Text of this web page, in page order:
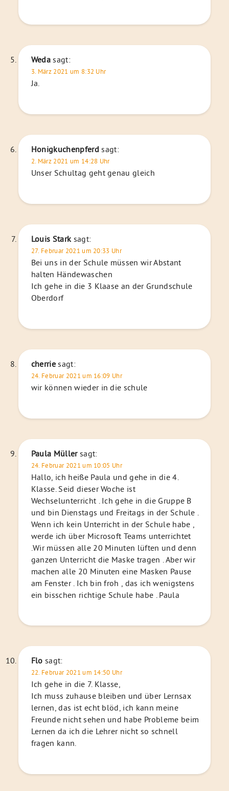
Weda sagt:
3. März 2021 um 8:32 Uhr
Ja.
Honigkuchenpferd sagt:
2. März 2021 um 14:28 Uhr
Unser Schultag geht genau gleich
Louis Stark sagt:
27. Februar 2021 um 20:33 Uhr
Bei uns in der Schule müssen wir Abstant
halten Händewaschen
Ich gehe in die 3 Klaase an der Grundschule
Oberdorf
cherrie sagt:
24. Februar 2021 um 16:09 Uhr
wir können wieder in die schule
Paula Müller sagt:
24. Februar 2021 um 10:05 Uhr
Hallo, ich heiße Paula und gehe in die 4.
Klasse. Seid dieser Woche ist
Wechselunterricht . Ich gehe in die Gruppe B
und bin Dienstags und Freitags in der Schule .
Wenn ich kein Unterricht in der Schule habe ,
werde ich über Microsoft Teams unterrichtet
.Wir müssen alle 20 Minuten lüften und denn
ganzen Unterricht die Maske tragen . Aber wir
machen alle 20 Minuten eine Masken Pause
am Fenster . Ich bin froh , das ich wenigstens
ein bisschen richtige Schule habe . Paula
Flo sagt:
22. Februar 2021 um 14:50 Uhr
Ich gehe in die 7. Klasse,
Ich muss zuhause bleiben und über Lernsax
lernen, das ist echt blöd, ich kann meine
Freunde nicht sehen und habe Probleme beim
Lernen da ich die Lehrer nicht so schnell
fragen kann.